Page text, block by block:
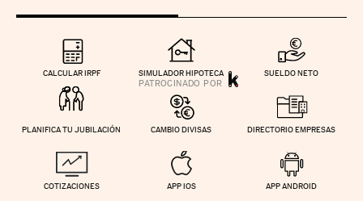
CALCULAR IRPF SIMULADOR HIPOTECA SUELDO NETO
PLANIFICA TU JUBILACIÓN CAMBIO DIVISAS DIRECTORIO EMPRESAS
COTIZACIONES APP IOS APP ANDROID